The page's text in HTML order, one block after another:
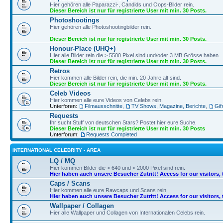
Hier gehören alle Paparazzi-, Candids und Oops-Bilder rein.
Dieser Bereich ist nur für registrierte User mit min. 30 Posts.
Photoshootings
Hier gehören alle Photoshootingbilder rein.
Dieser Bereich ist nur für registrierte User mit min. 30 Posts.
Honour-Place (UHQ+)
Hier alle Bilder rein die > 5500 Pixel sind und/oder 3 MB Grösse haben.
Dieser Bereich ist nur für registrierte User mit min. 30 Posts.
Retros
Hier kommen alle Bilder rein, die min. 20 Jahre alt sind.
Dieser Bereich ist nur für registrierte User mit min. 30 Posts.
Celeb Videos
Hier kommen alle eure Videos von Celebs rein.
Unterforen:
Filmausschnitte TV Shows, Magazine, Berichte
Requests
Ihr sucht Stuff von deutschen Stars? Postet hier eure Suche.
Dieser Bereich ist nur für registrierte User mit min. 30 Posts
Unterforum:
Requests Completed
INTERNATIONAL CELEBRITY - AREA
LQ / MQ
Hier kommen Bilder die > 640 und < 2000 Pixel sind rein.
Hier haben auch unsere Besucher Zutritt! Access for our visitors,
Caps / Scans
Hier kommen alle eure Rawcaps und Scans rein.
Hier haben auch unsere Besucher Zutritt! Access for our visitors,
Wallpaper / Collagen
Hier alle Wallpaper und Collagen von Internationalen Celebs rein.